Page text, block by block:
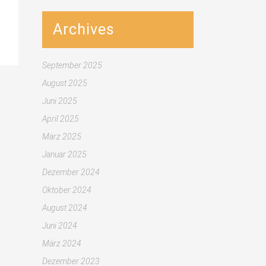
Archives
September 2025
August 2025
Juni 2025
April 2025
März 2025
Januar 2025
Dezember 2024
Oktober 2024
August 2024
Juni 2024
März 2024
Dezember 2023